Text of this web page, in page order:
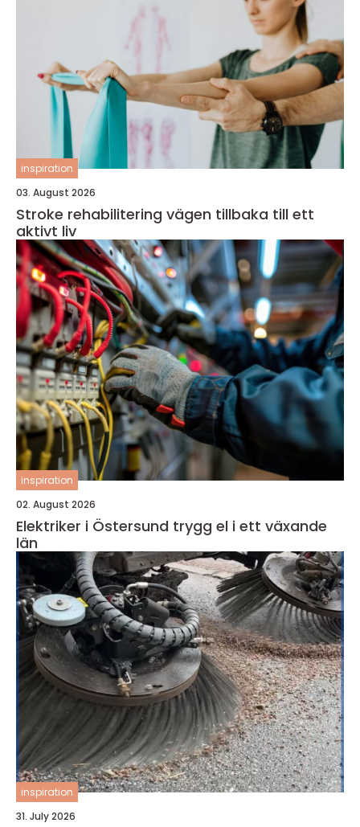
inspiration
03. August 2026
Stroke rehabilitering vägen tillbaka till ett
aktivt liv
inspiration
02. August 2026
Elektriker i Östersund trygg el i ett växande
län
inspiration
31. July 2026